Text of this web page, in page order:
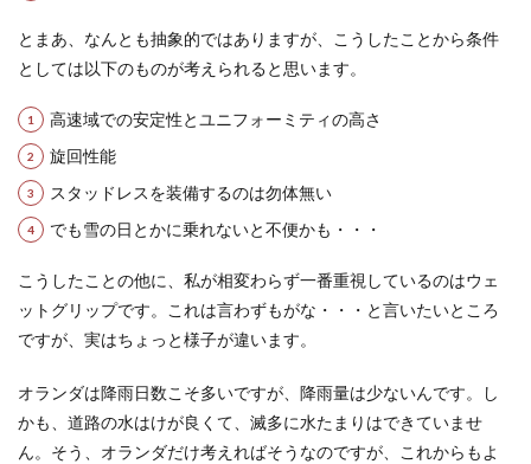
とまあ、なんとも抽象的ではありますが、こうしたことから条件
としては以下のものが考えられると思います。
高速域での安定性とユニフォーミティの高さ
旋回性能
スタッドレスを装備するのは勿体無い
でも雪の日とかに乗れないと不便かも・・・
こうしたことの他に、私が相変わらず一番重視しているのはウェ
ットグリップです。これは言わずもがな・・・と言いたいところ
ですが、実はちょっと様子が違います。
オランダは降雨日数こそ多いですが、降雨量は少ないんです。し
かも、道路の水はけが良くて、滅多に水たまりはできていませ
ん。そう、オランダだけ考えればそうなのですが、これからもよ